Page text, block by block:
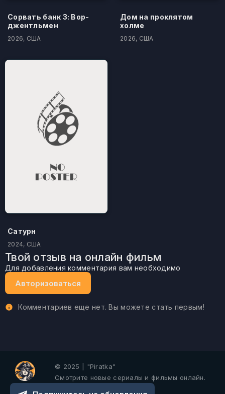
Сорвать банк 3: Вор-
джентльмен
2026, США
Дом на проклятом
холме
2026, США
Сатурн
2024, США
Твой отзыв на онлайн фильм
Для добавления комментария вам необходимо
Авторизоваться
Комментариев еще нет. Вы можете стать первым!
© 2025 | "Piratka"
Смотрите новые сериалы и фильмы онлайн.